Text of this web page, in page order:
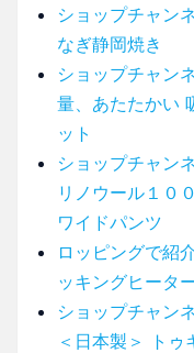
ショップチャン
なぎ静岡焼き
ショップチャン
量、あたたかい
ット
ショップチャン
リノウール１０
ワイドパンツ
ロッピングで
ッキングヒータ
ショップチャン
＜日本製＞ トゥ